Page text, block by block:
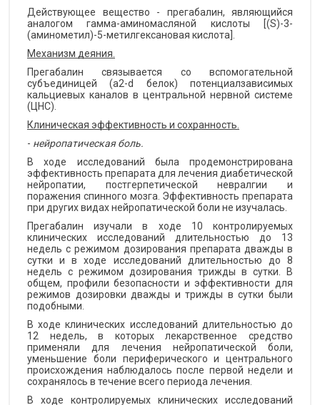
Действующее вещество - прегабалин, являющийся
аналогом гамма-аминомасляной кислоты [(S)-3-
(аминометил)-5-метилгексановая кислота].
Механизм деяния.
Прегабалин связывается со вспомогательной
субъединицей (a2-d белок) потенциалзависимых
кальциевых каналов в центральной нервной системе
(ЦНС).
Клиническая эффективность и сохранность.
- нейропатическая боль.
В ходе исследований была продемонстрирована
эффективность препарата для лечения диабетической
нейропатии, постгерпетической невралгии и
поражения спинного мозга. Эффективность препарата
при других видах нейропатической боли не изучалась.
Прегабалин изучали в ходе 10 контролируемых
клинических исследований длительностью до 13
недель с режимом дозирования препарата дважды в
сутки и в ходе исследований длительностью до 8
недель с режимом дозирования трижды в сутки. В
общем, профили безопасности и эффективности для
режимов дозировки дважды и трижды в сутки были
подобными.
В ходе клинических исследований длительностью до
12 недель, в которых лекарственное средство
применяли для лечения нейропатической боли,
уменьшение боли периферического и центрального
происхождения наблюдалось после первой недели и
сохранялось в течение всего периода лечения.
В ходе контролируемых клинических исследований